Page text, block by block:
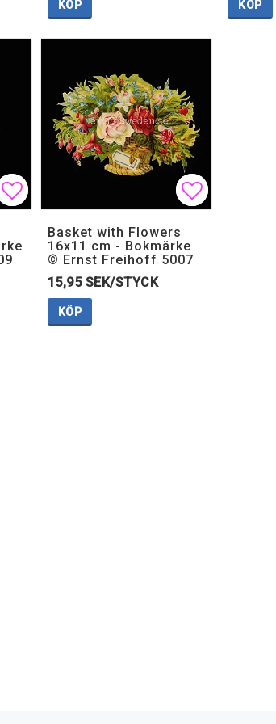
KÖP KÖP
Lägg till i favoritlistan
Lägg till i favoritlistan
Basket with Flowers
16x11 cm - Bokmärke
© Ernst Freihoff 5007
15,95 SEK/STYCK
KÖP